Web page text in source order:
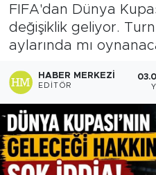
FIFA'dan Dünya
değişiklik geliyor.
aylarında mı
HABER MERKEZI
EDITÖR
Sağlık
Spor
Teknoloji
Son Dakika